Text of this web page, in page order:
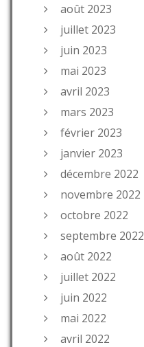
août 2023
juillet 2023
juin 2023
mai 2023
avril 2023
mars 2023
février 2023
janvier 2023
décembre 2022
novembre 2022
octobre 2022
septembre 2022
août 2022
juillet 2022
juin 2022
mai 2022
avril 2022